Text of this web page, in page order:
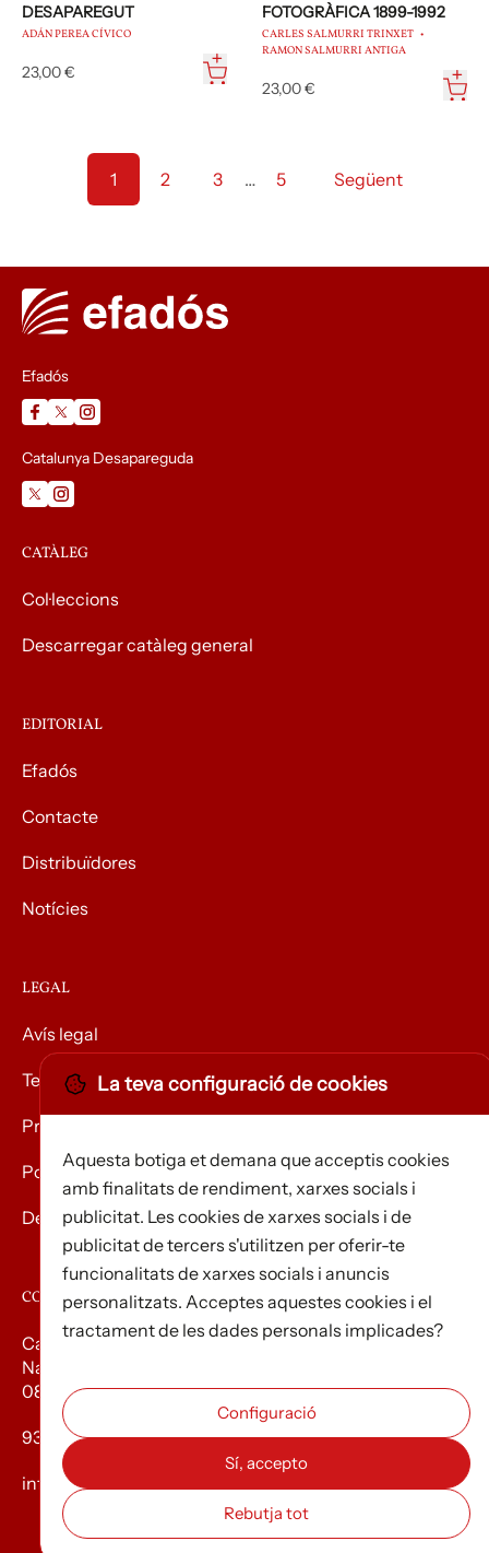
DESAPAREGUT
ADÁN PEREA CÍVICO
23,00 €
FOTOGRÀFICA 1899-1992
CARLES SALMURRI TRINXET
RAMON SALMURRI ANTIGA
23,00 €
1 2 3 … 5 Següent
Efadós
Catalunya Desapareguda
CATÀLEG
Col·leccions
Descarregar catàleg general
EDITORIAL
Efadós
Contacte
Distribuïdores
Notícies
LEGAL
Avís legal
Termes i condicions
Privacitat
Política de Cookies
Devolució de mercaderies
CONTACTE
Carrer d’Edison, 3
Nau A. Polígon industrial Les Torrenteres
08754 El Papiol
93 673 12 12
info@efados.cat
La teva configuració de cookies
Aquesta botiga et demana que acceptis cookies
amb finalitats de rendiment, xarxes socials i
publicitat. Les cookies de xarxes socials i de
publicitat de tercers s'utilitzen per oferir-te
funcionalitats de xarxes socials i anuncis
personalitzats. Acceptes aquestes cookies i el
tractament de les dades personals implicades?